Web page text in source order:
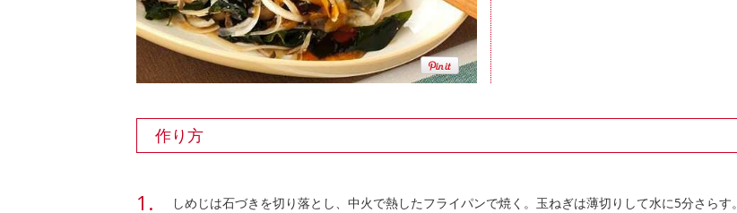
作り方
しめじは石づきを切り落とし、中火で熱したフライパンで焼く。玉ねぎは薄切りして水に5分さらす。